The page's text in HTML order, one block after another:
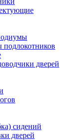
подлокотников
дверей
сидений
дверей